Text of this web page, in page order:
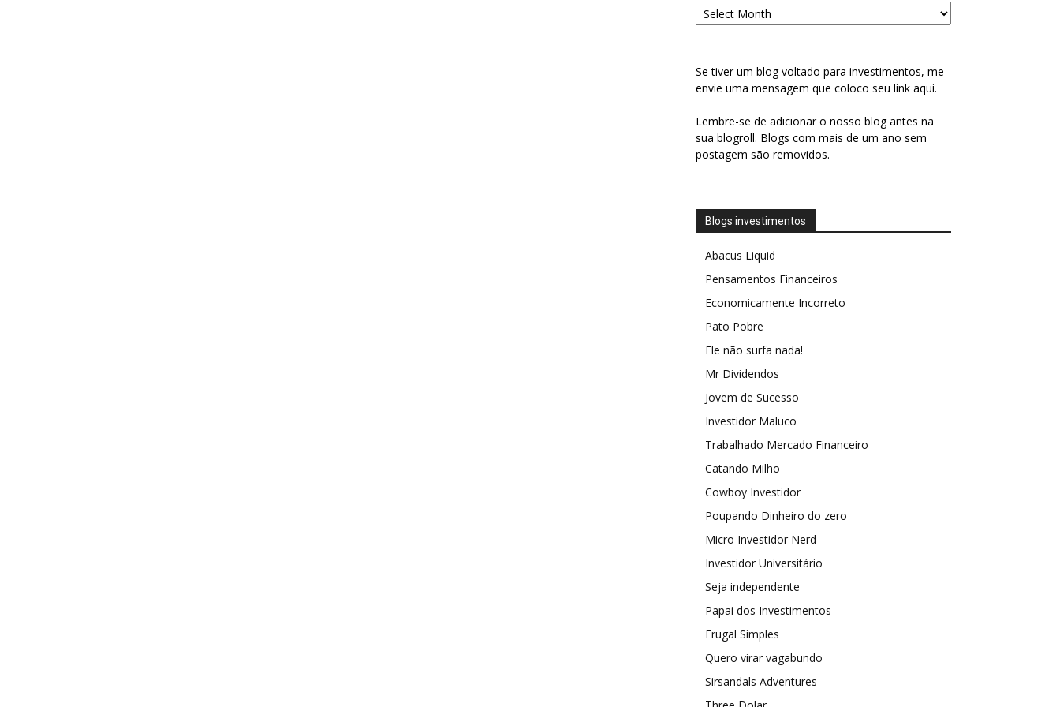
Se tiver um blog voltado para investimentos, me
envie uma mensagem que coloco seu link aqui.
Lembre-se de adicionar o nosso blog antes na
sua blogroll. Blogs com mais de um ano sem
postagem são removidos.
Blogs investimentos
Abacus Liquid
Pensamentos Financeiros
Economicamente Incorreto
Pato Pobre
Ele não surfa nada!
Mr Dividendos
Jovem de Sucesso
Investidor Maluco
Trabalhado Mercado Financeiro
Catando Milho
Cowboy Investidor
Poupando Dinheiro do zero
Micro Investidor Nerd
Investidor Universitário
Seja independente
Papai dos Investimentos
Frugal Simples
Quero virar vagabundo
Sirsandals Adventures